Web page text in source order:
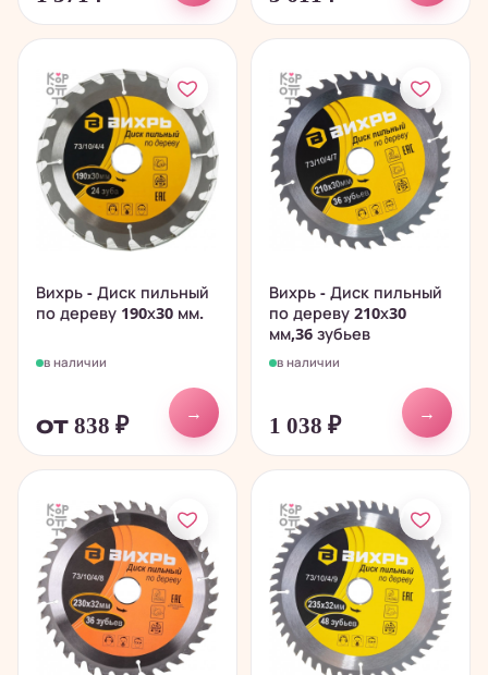
Вихрь - Диск пильный
по дереву 190х30 мм.
в наличии
от 838 ₽
→
Вихрь - Диск пильный
по дереву 210х30
мм,36 зубьев
в наличии
1 038 ₽
→